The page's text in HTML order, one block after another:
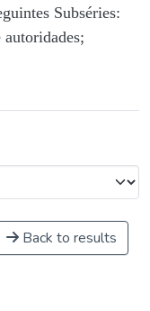
Subséries:
Back to results